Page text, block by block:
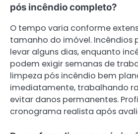
pós incêndio completo?
O tempo varia conforme
tamanho do imóvel. Incêndios
levar alguns dias, enquanto
podem exigir semanas de
limpeza pós incêndio bem
imediatamente, trabalhando
evitar danos permanentes.
cronograma realista após